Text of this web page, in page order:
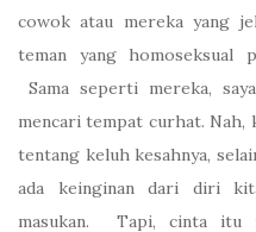
cowok atau mereka yang
teman yang homoseksual
Sama seperti mereka,
mencari tempat curhat.
tentang keluh kesahnya,
ada keinginan dari diri
masukan. Tapi, cinta itu